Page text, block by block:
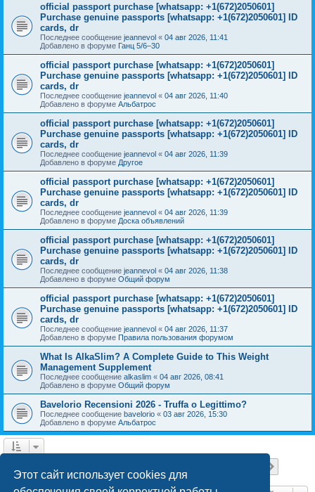
Этот сайт использует cookies для
official passport purchase [whatsapp: +1(672)2050601]
Purchase genuine passports [whatsapp: +1(672)2050601] ID
cards, dr
Последнее сообщение jeannevol « 04 авг 2026, 11:41
Добавлено в форуме Ганц 5/6–30
official passport purchase [whatsapp: +1(672)2050601]
Purchase genuine passports [whatsapp: +1(672)2050601] ID
cards, dr
Последнее сообщение jeannevol « 04 авг 2026, 11:40
Добавлено в форуме Альбатрос
official passport purchase [whatsapp: +1(672)2050601]
Purchase genuine passports [whatsapp: +1(672)2050601] ID
cards, dr
Последнее сообщение jeannevol « 04 авг 2026, 11:39
Добавлено в форуме Другое
official passport purchase [whatsapp: +1(672)2050601]
Purchase genuine passports [whatsapp: +1(672)2050601] ID
cards, dr
Последнее сообщение jeannevol « 04 авг 2026, 11:39
Добавлено в форуме Доска объявлений
official passport purchase [whatsapp: +1(672)2050601]
Purchase genuine passports [whatsapp: +1(672)2050601] ID
cards, dr
Последнее сообщение jeannevol « 04 авг 2026, 11:38
Добавлено в форуме Общий форум
official passport purchase [whatsapp: +1(672)2050601]
Purchase genuine passports [whatsapp: +1(672)2050601] ID
cards, dr
Последнее сообщение jeannevol « 04 авг 2026, 11:37
Добавлено в форуме Правила пользования форумом
What Is AlkaSlim? A Complete Guide to This Weight
Management Supplement
Последнее сообщение alkaslim « 04 авг 2026, 08:41
Добавлено в форуме Общий форум
Bavelorio Recensioni 2026 - Truffa o Legittimo?
Последнее сообщение bavelorio « 03 авг 2026, 15:30
Добавлено в форуме Альбатрос